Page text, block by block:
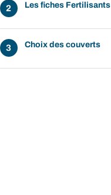
Les fiches Fertilisants
Choix des couverts